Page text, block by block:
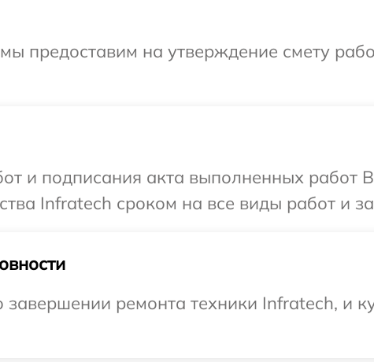
предоставим на утверждение смету
и подписания акта выполненных работ
Infratech сроком на все виды работ и
ремонта техники Infratech, и